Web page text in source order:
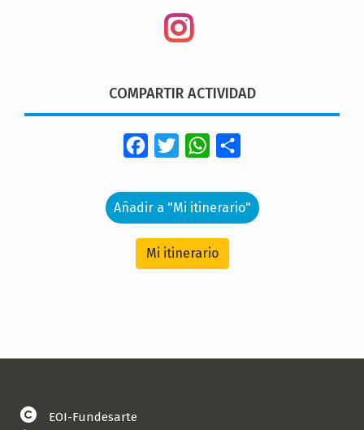
COMPARTIR ACTIVIDAD
FacebookTwitterWhatsApp
Añadir a "Mi itinerario"
Mi itinerario
EOI-Fundesarte